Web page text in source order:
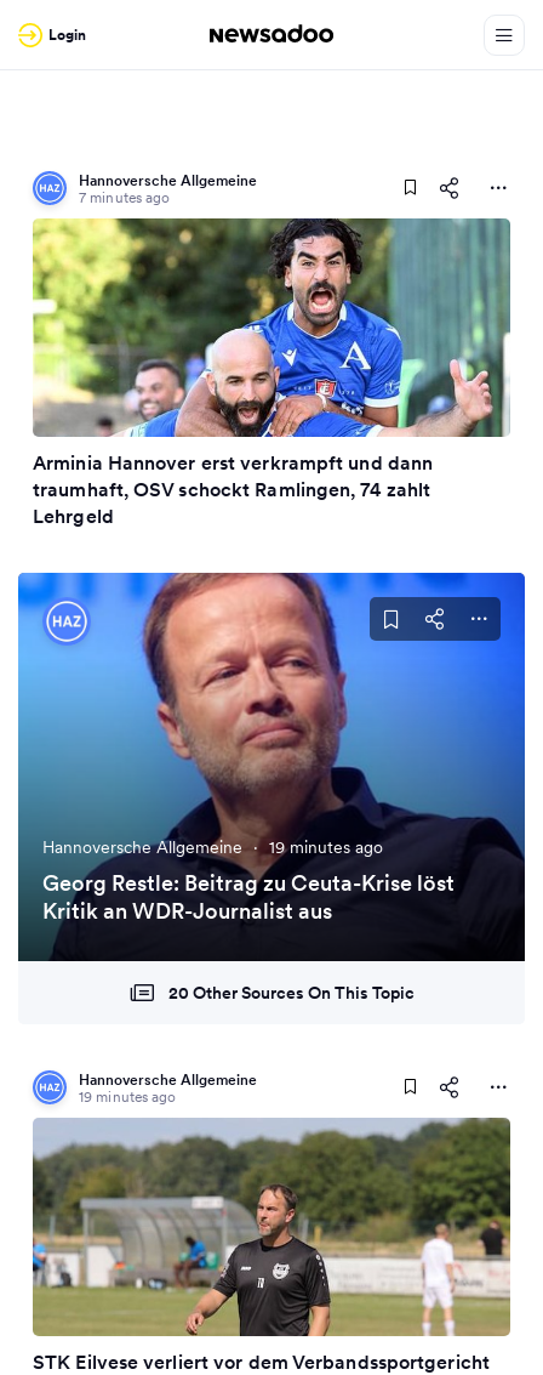
Login
Hannoversche Allgemeine
7 minutes ago
Arminia Hannover erst verkrampft und dann
traumhaft, OSV schockt Ramlingen, 74 zahlt
Lehrgeld
Hannoversche Allgemeine · 19 minutes ago
Georg Restle: Beitrag zu Ceuta-Krise löst
Kritik an WDR-Journalist aus
20 Other Sources On This Topic
Hannoversche Allgemeine
19 minutes ago
STK Eilvese verliert vor dem Verbandssportgericht